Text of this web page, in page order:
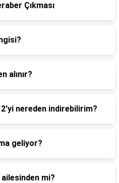
Çıkması
alınır?
nereden indirebilirim?
geliyor?
mi?